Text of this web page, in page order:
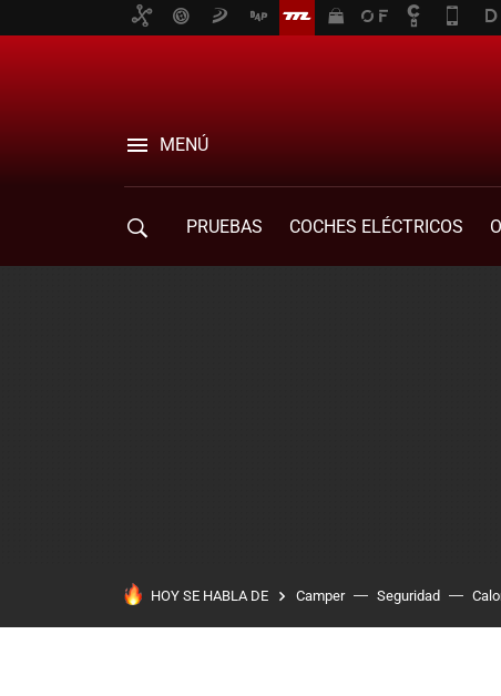
MENÚ
PRUEBAS COCHES ELÉCTRICOS
HOY SE HABLA DE Camper Seguridad